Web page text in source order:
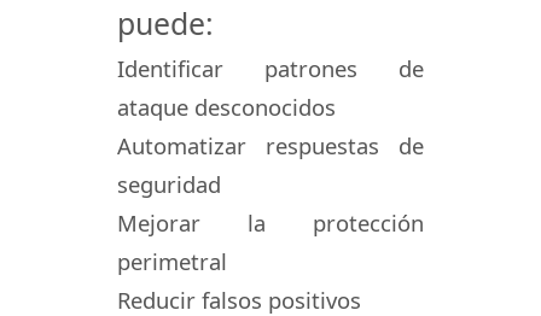
puede:
Identificar patrones de
ataque desconocidos
Automatizar respuestas de
seguridad
Mejorar la protección
perimetral
Reducir falsos positivos